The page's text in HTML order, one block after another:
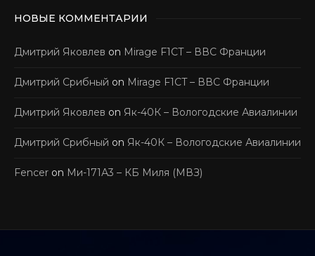
НОВЫЕ КОММЕНТАРИИ
Дмитрий Яковлев on Mirage F1CT – ВВС Франции
Дмитрий Срибный on Mirage F1CT – ВВС Франции
Дмитрий Яковлев on Як-40К – Вологодские Авиалинии
Дмитрий Срибный on Як-40К – Вологодские Авиалинии
Fencer on Ми-171А3 – КБ Миля (МВЗ)